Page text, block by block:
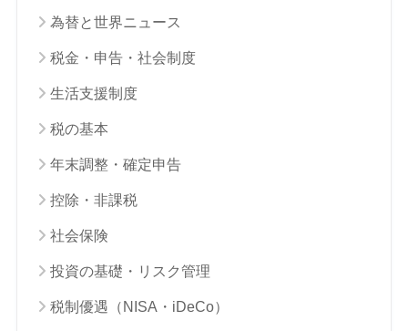
為替と世界ニュース
税金・申告・社会制度
生活支援制度
税の基本
年末調整・確定申告
控除・非課税
社会保険
投資の基礎・リスク管理
税制優遇（NISA・iDeCo）